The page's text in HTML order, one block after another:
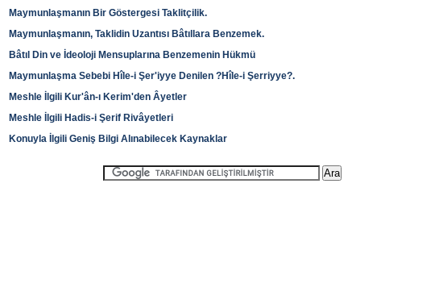
Maymunlaşmanın Bir Göstergesi Taklitçilik.
Maymunlaşmanın, Taklidin Uzantısı Bâtıllara Benzemek.
Bâtıl Din ve İdeoloji Mensuplarına Benzemenin Hükmü
Maymunlaşma Sebebi Hîle-i Şer'iyye Denilen ?Hîle-i Şerriyye?.
Meshle İlgili Kur'ân-ı Kerim'den Âyetler
Meshle İlgili Hadis-i Şerif Rivâyetleri
Konuyla İlgili Geniş Bilgi Alınabilecek Kaynaklar